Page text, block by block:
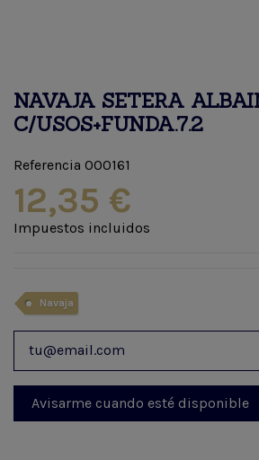
NAVAJA SETERA
C/USOS+FUNDA.7.2
Referencia 000161
12,35 €
Impuestos incluidos
Navaja